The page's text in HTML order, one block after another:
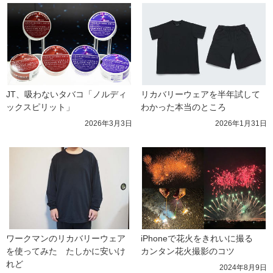
JT、吸わないタバコ「ノルディ
ックスピリット」
2026年3月3日
リカバリーウェアを半年試して
わかった本当のところ
2026年1月31日
ワークマンのリカバリーウェア
を使ってみた　たしかに安いけ
れど
iPhoneで花火をきれいに撮る
カンタン花火撮影のコツ
2024年8月9日